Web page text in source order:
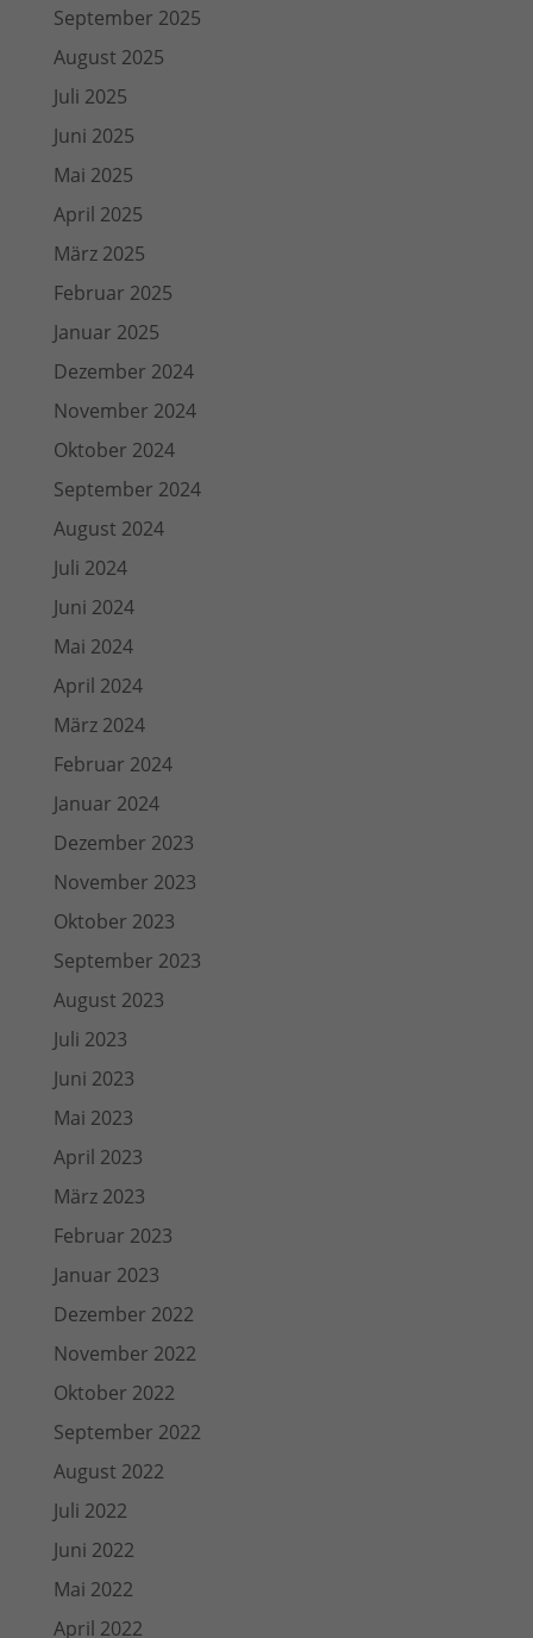
September 2025
August 2025
Juli 2025
Juni 2025
Mai 2025
April 2025
März 2025
Februar 2025
Januar 2025
Dezember 2024
November 2024
Oktober 2024
September 2024
August 2024
Juli 2024
Juni 2024
Mai 2024
April 2024
März 2024
Februar 2024
Januar 2024
Dezember 2023
November 2023
Oktober 2023
September 2023
August 2023
Juli 2023
Juni 2023
Mai 2023
April 2023
März 2023
Februar 2023
Januar 2023
Dezember 2022
November 2022
Oktober 2022
September 2022
August 2022
Juli 2022
Juni 2022
Mai 2022
April 2022